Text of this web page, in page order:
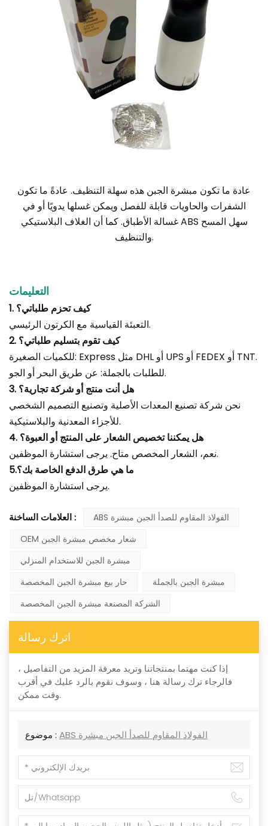
عادة ما تكون مبشرة الجبن هذه سهلة التنظيف. عادةً ما تكون
الشفرات والحاويات قابلة للفصل ويمكن غسلها يدويًا أو في
غسالة الأطباق.كما أن الغلاف البلاستيكي ABS سهل المسح
والتنظيف.
التعليمات
1. كيف تحزم طلباتي؟
التعبئة القياسية مع الكرتون الرئيسي.
2. كيف تقوم بتسليم طلباتي؟
للكميات الصغيرة: Express مثل DHL أو UPS أو FEDEX أو TNT.
للطلبات بالجملة: عن طريق البحر أو الجو.
3. هل أنت منتج أو شركة تجارية؟
نحن شركة تصنيع المعدات الأصلية وتصنيع التصميم الشخصي
للأجزاء المعدنية والبلاستيكية.
4. هل يمكننا تخصيص الشعار على المنتج أو العبوة؟
نعم، الشعار المخصص متاح. يرجى استشارة الموظفين.
5.ما هي طرق الدفع الخاصة بك؟
يرجى استشارة الموظفين.
العلامات الساخنة :
ABS الفولاذ المقاوم للصدأ الجبن مبشرة
OEM شعار مخصص مبشرة الجبن
مبشرة الجبن للاستخدام المنزلي
حار بيع مبشرة الجبن المخصصة
مبشرة الجبن بالجملة
الشركة المصنعة مبشرة الجبن المخصصة
اترك رسالة
إذا كنت مهتما بمنتجاتنا وتريد معرفة المزيد من التفاصيل ،
فالرجاء ترك رسالة هنا ، وسوف نقوم بالرد عليك في أقرب
وقت ممكن.
موضوع : ABS الفولاذ المقاوم للصدأ الجبن مبشرة